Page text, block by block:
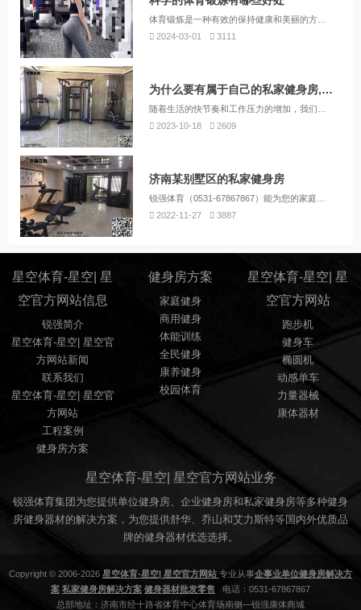
2024-03-01
3111
为什么要有属于自己的私家健身房,这是最好的理由
2023-10-18
2609
济南某别墅区的私家健身房
2022-11-27
3887
星空体育-星空| 星
空官方网站信息
锐强简介
星空体育-星空| 星空官
方网站新闻
联系我们
星空体育-星空| 星空官
方网站
工程案例
健身房方案
健身房方案
家庭健身
商用健身
体能训练
全民健身
康养健身
校园体育
星空体育-星空| 星
空官方网站
跑步机
健身车
椭圆机
动感单车
力量器械
康体器材
星空体育-星空| 星空官方网站业务
锐强体育集团为您提供单位健身房、企业健身房和私家健身房等多种健身
房健身器材的解决方案，为您提供舒华、乔山和艾力斯特等国内外优质品
牌的健身器材优选选择。
Copyright © 2006-2026 星空体育-星空| 星空官方网站 专业从事企事业单位健身房解决方
案 私家健身房解决方案 健身器材批发零售 电话：0531-67867867
总部地址：济南市经十路省体育中心体育场南侧—锐强康体商城